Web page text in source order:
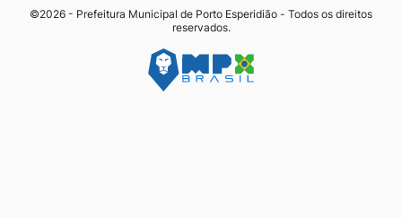
©2026 - Prefeitura Municipal de Porto Esperidião - Todos os direitos
reservados.